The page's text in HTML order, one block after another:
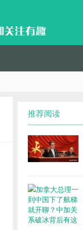
推荐阅读